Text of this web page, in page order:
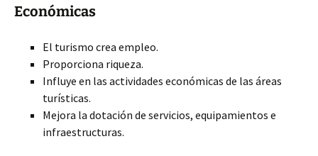
Económicas
El turismo crea empleo.
Proporciona riqueza.
Influye en las actividades económicas de las áreas
turísticas.
Mejora la dotación de servicios, equipamientos e
infraestructuras.